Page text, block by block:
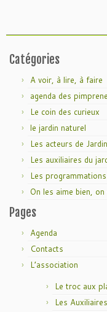
Catégories
A voir, à lire, à faire
agenda des
Le coin des curieux
le jardin naturel
Les acteurs de
Les auxiliaires du
Les
On les aime bien,
Pages
Agenda
Contacts
L’association
Le troc aux
Les